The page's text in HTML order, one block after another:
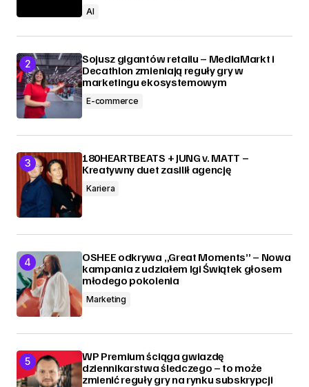
AI
Sojusz gigantów retailu – MediaMarkt i
Decathlon zmieniają reguły gry w
marketingu ekosystemowym
E-commerce
180HEARTBEATS + JUNG v. MATT –
Kreatywny duet zasilił agencję
Kariera
OSHEE odkrywa „Great Moments” – Nowa
kampania z udziałem Igi Świątek głosem
młodego pokolenia
Marketing
WP Premium ściąga gwiazdę
dziennikarstwa śledczego – to może
zmienić reguły gry na rynku subskrypcji